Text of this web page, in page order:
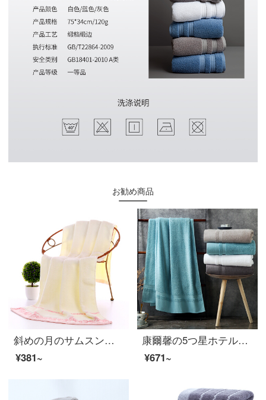
お勧め商品
斜めの月のサムスンの全綿の祥雲のバスタオルは増大して厚いカップルの金のバスタオルをプラスします。
¥381~
康爾馨の5つ星ホテルの全綿は大人のバスタオルの綿の新疆の長い綿のバスタオルの男女の通用する氷の湖の青い800 gの150*80 cmを吸い込みます。
¥671~